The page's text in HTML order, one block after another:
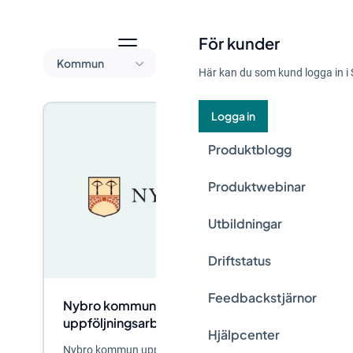
För kunder
Här kan du som kund logga in i
Logga in
Produktblogg
Produktwebinar
Utbildningar
Driftstatus
Feedbackstjärnor
Hjälpcenter
Kommun
Nybro kommun effektiviserar
uppföljningsarbetet med Stratsys
Nybro kommun upplevde under hösten 2009 ett behov